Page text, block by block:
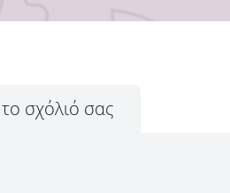
σχόλιό σας